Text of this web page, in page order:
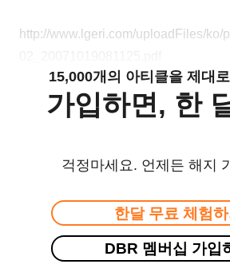
http://www.lgeri.com/uploadFiles/ko/
15,000개의 아티클을 제대
가입하면, 한
걱정마세요. 언제든 해지
한달 무료 체험하
DBR 멤버십 가입